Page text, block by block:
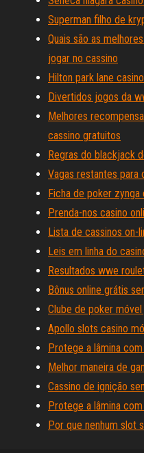
Superman filho de
Quais são as
jogar no cassino
Hilton park lane
Divertidos jogos da
Melhores
cassino gratuitos
Regras do blackjack
Vagas restantes para
Ficha de poker
Prenda-nos casino
Lista de cassinos on-
Leis em linha do
Resultados wwe
Bônus online grátis
Clube de poker móvel
Apollo slots casino
Protege a lâmina
Melhor maneira de
Cassino de ignição
Protege a lâmina
Por que nenhum slot